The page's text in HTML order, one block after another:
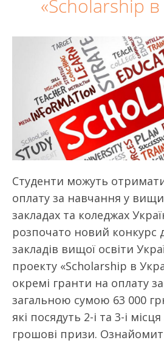
«Scholarship в
Студенти можуть
оплату за навчання у
закладах та коледжах
розпочато новий конкурс
закладів вищої освіти
проекту «Scholarship в
окремі гранти на оплату
загальною сумою 63 000
які посядуть 2-і та 3-і
грошові призи.